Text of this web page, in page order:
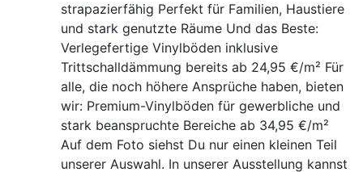
strapazierfähig Perfekt für Familien, Haustiere
und stark genutzte Räume Und das Beste:
Verlegefertige Vinylböden inklusive
Trittschalldämmung bereits ab 24,95 €/m² Für
alle, die noch höhere Ansprüche haben, bieten
wir: Premium-Vinylböden für gewerbliche und
stark beanspruchte Bereiche ab 34,95 €/m²
Auf dem Foto siehst Du nur einen kleinen Teil
unserer Auswahl. In unserer Ausstellung kannst